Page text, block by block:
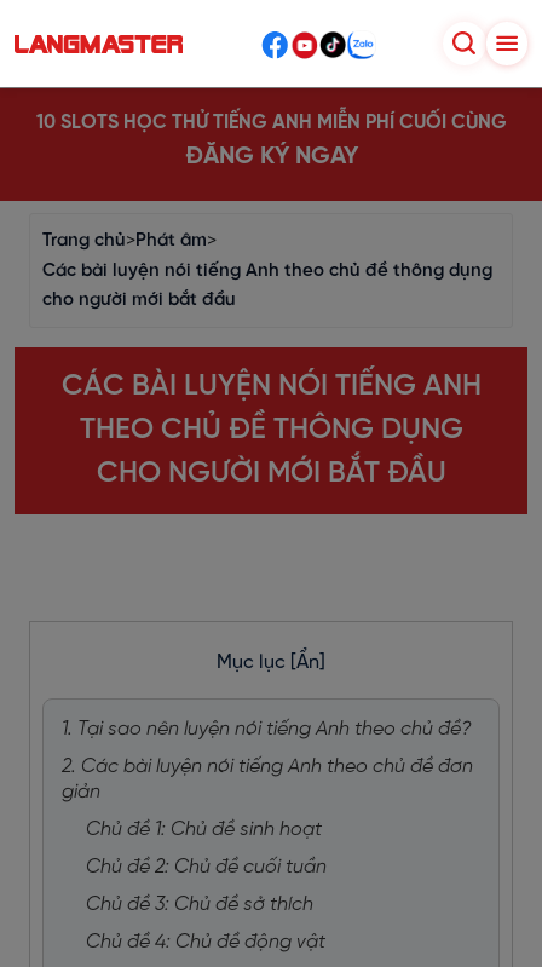
10 SLOTS HỌC THỬ TIẾNG ANH MIỄN PHÍ CUỐI CÙNG
ĐĂNG KÝ NGAY
Trang chủ>Phát âm>
Các bài luyện nói tiếng Anh theo chủ đề thông dụng
cho người mới bắt đầu
CÁC BÀI LUYỆN NÓI TIẾNG ANH
THEO CHỦ ĐỀ THÔNG DỤNG
CHO NGƯỜI MỚI BẮT ĐẦU
Mục lục [Ẩn]
1. Tại sao nên luyện nói tiếng Anh theo chủ đề?
2. Các bài luyện nói tiếng Anh theo chủ đề đơn
giản
Chủ đề 1: Chủ đề sinh hoạt
Chủ đề 2: Chủ đề cuối tuần
Chủ đề 3: Chủ đề sở thích
Chủ đề 4: Chủ đề động vật